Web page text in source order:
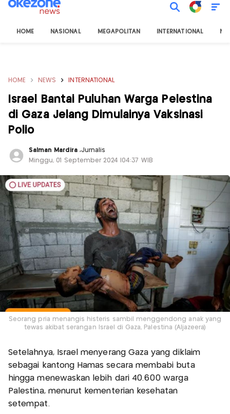
HOME NASIONAL MEGAPOLITAN INTERNATIONAL
HOME NEWS INTERNATIONAL
Israel Bantai Puluhan Warga Pelestina
di Gaza Jelang Dimulainya Vaksinasi
Polio
Salman Mardira ,Jurnalis
Minggu, 01 September 2024 |04:37 WIB
Seorang pria menangis histeris sambil menggendong anak yang
tewas akibat serangan Israel di Gaza, Palestina (Aljazeera)
Setelahnya, Israel menyerang Gaza yang diklaim
sebagai kantong Hamas secara membabi buta
hingga menewaskan lebih dari 40.600 warga
Palestina, menurut kementerian kesehatan
setempat.